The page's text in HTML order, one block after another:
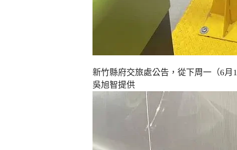
新竹縣府交旅處公告，從下周一（6
吳旭智提供